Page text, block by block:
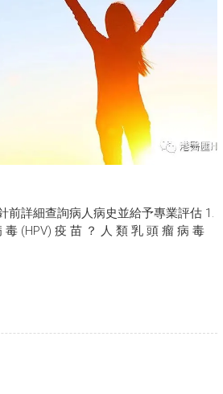
前詳細查詢病人病史並給予專業評估 1.
(HPV) 疫 苗 ？ 人 類 乳 頭 瘤 病 毒